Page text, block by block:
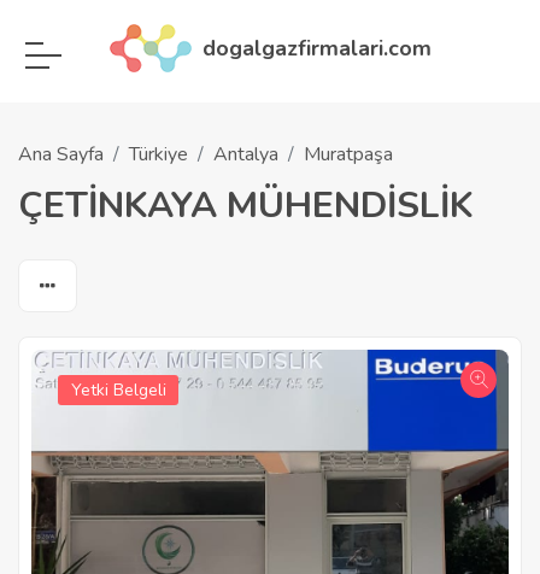
dogalgazfirmalari.com
Ana Sayfa Türkiye Antalya Muratpaşa
ÇETİNKAYA MÜHENDİSLİK
Yetki Belgeli